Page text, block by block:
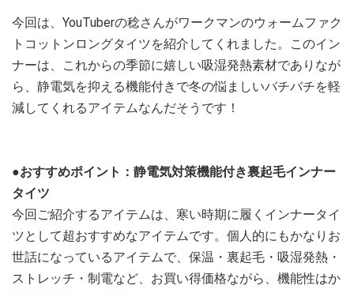
今回は、YouTuberの稔さんがワークマンのウォームファク
トコットンロングタイツを紹介してくれました。このイン
ナーは、これからの季節に嬉しい吸湿発熱素材でありなが
ら、静電気を抑える機能付きで冬の悩ましいバチバチを軽
減してくれるアイテムなんだそうです！
●おすすめポイント：静電気対策機能付き裏起毛インナー
タイツ
今回ご紹介するアイテムは、寒い時期に履くインナータイ
ツとして超おすすめなアイテムです。個人的にもかなりお
世話になっているアイテムで、保温・裏起毛・吸湿発熱・
ストレッチ・制電など、お買い得価格ながら、機能性はか